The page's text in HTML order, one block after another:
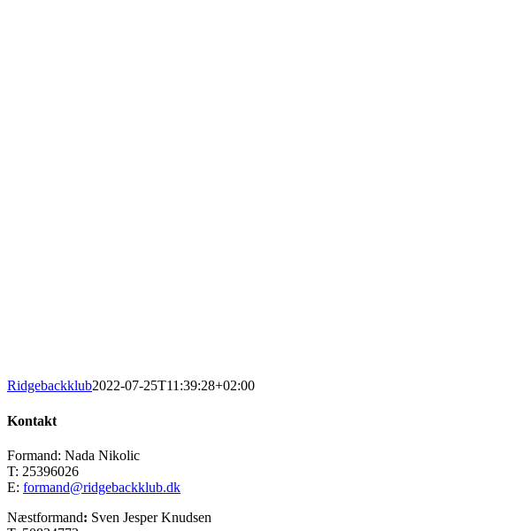
Ridgebackklub2022-07-25T11:39:28+02:00
Kontakt
Formand: Nada Nikolic
T: 25396026
E: formand@ridgebackklub.dk
Næstformand: Sven Jesper Knudsen